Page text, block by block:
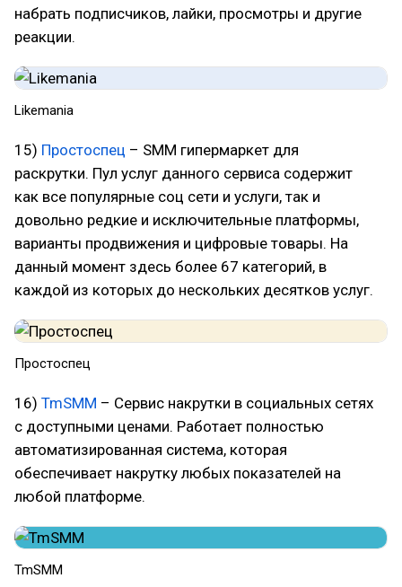
набрать подписчиков, лайки, просмотры и другие
реакции.
Likemania
15) Простоспец – SMM гипермаркет для
раскрутки. Пул услуг данного сервиса содержит
как все популярные соц сети и услуги, так и
довольно редкие и исключительные платформы,
варианты продвижения и цифровые товары. На
данный момент здесь более 67 категорий, в
каждой из которых до нескольких десятков услуг.
Простоспец
16) TmSMM – Сервис накрутки в социальных сетях
с доступными ценами. Работает полностью
автоматизированная система, которая
обеспечивает накрутку любых показателей на
любой платформе.
TmSMM